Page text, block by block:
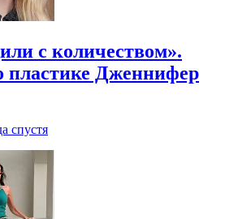
с количеством».
Дженнифер
спустя